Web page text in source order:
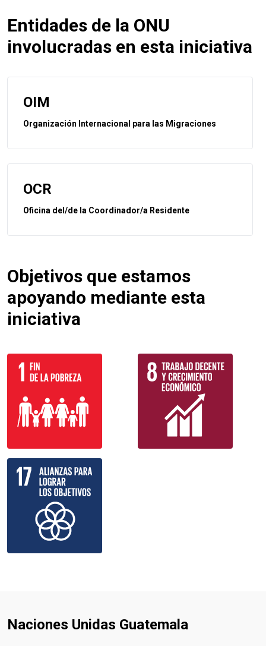
Entidades de la ONU
involucradas en esta iniciativa
OIM
Organización Internacional para las Migraciones
OCR
Oficina del/de la Coordinador/a Residente
Objetivos que estamos
apoyando mediante esta
iniciativa
Naciones Unidas Guatemala